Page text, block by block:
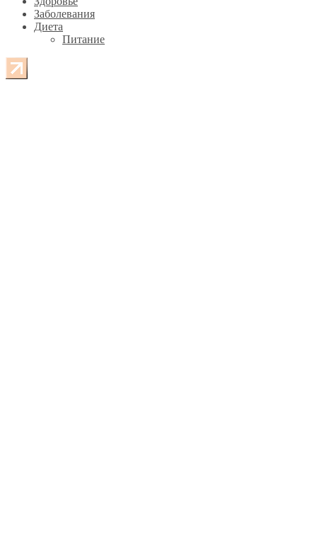
Заболевания
Диета
Питание